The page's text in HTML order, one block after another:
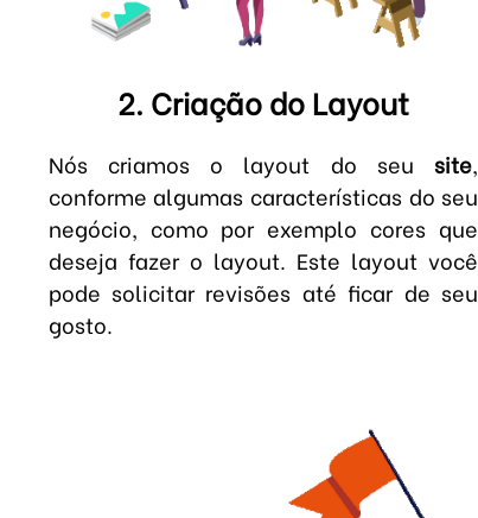
2. Criação do Layout
Nós criamos o layout do seusite,
conforme algumas características do seu
negócio, como por exemplo cores que
deseja fazer o layout. Este layout você
pode solicitar revisões até ficar de seu
gosto.